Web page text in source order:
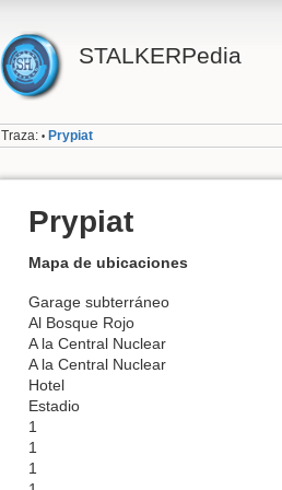
STALKERPedia
Traza: • Prypiat
Prypiat
Mapa de ubicaciones
Garage subterráneo
Al Bosque Rojo
A la Central Nuclear
A la Central Nuclear
Hotel
Estadio
1
1
1